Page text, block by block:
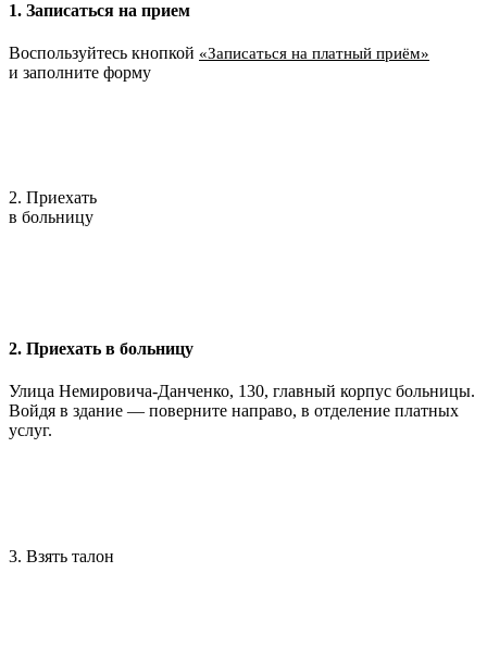
1. Записаться на прием
Воспользуйтесь кнопкой «Записаться на платный приём»
и заполните форму
2. Приехать
в больницу
2. Приехать в больницу
Улица Немировича-Данченко, 130, главный корпус больницы.
Войдя в здание — поверните направо, в отделение платных
услуг.
3. Взять талон